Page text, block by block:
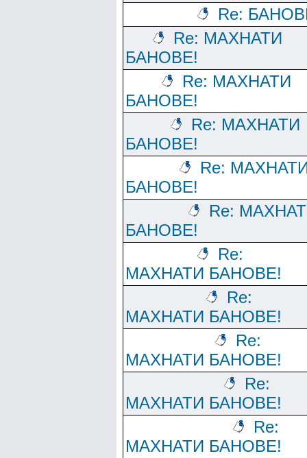
Re:
Re: МАХНАТИ
БАНОВЕ!
Re: МАХНАТИ
БАНОВЕ!
Re: МАХНАТИ
БАНОВЕ!
Re:
БАНОВЕ!
Re:
БАНОВЕ!
Re:
МАХНАТИ БАНОВЕ!
Re:
МАХНАТИ БАНОВЕ!
Re:
МАХНАТИ БАНОВЕ!
Re:
МАХНАТИ БАНОВЕ!
Re:
МАХНАТИ БАНОВЕ!